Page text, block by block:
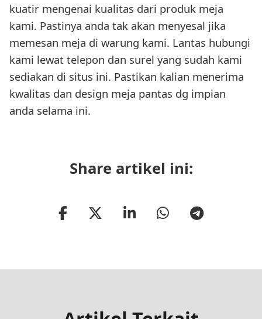
kuatir mengenai kualitas dari produk meja
kami. Pastinya anda tak akan menyesal jika
memesan meja di warung kami. Lantas hubungi
kami lewat telepon dan surel yang sudah kami
sediakan di situs ini. Pastikan kalian menerima
kwalitas dan design meja pantas dg impian
anda selama ini.
Share artikel ini: